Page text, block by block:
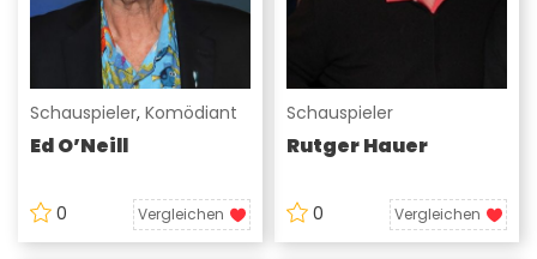
Schauspieler, Komödiant
Ed O’Neill
0 Vergleichen
Schauspieler
Rutger Hauer
0 Vergleichen